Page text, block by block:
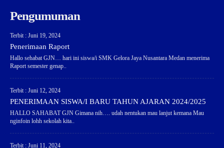
Pengumuman
Terbit : Juni 19, 2024
Penerimaan Raport
Hallo sehabat GJN… hari ini siswa/i SMK Gelora Jaya Nusantara Medan menerima
Raport semester genap..
Terbit : Juni 12, 2024
PENERIMAAN SISWA/I BARU TAHUN AJARAN 2024/2025
HALLO SAHABAT GJN Gimana nih…. udah nentukan mau lanjut kemana Mau
nginfoin lohh sekolah kita..
Terbit : Juni 11, 2024